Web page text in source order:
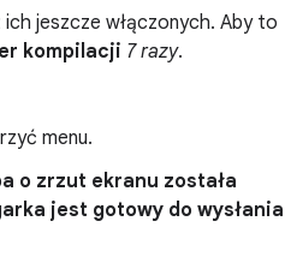
ich jeszcze włączonych. Aby to
kompilacji 7 razy.
menu.
o zrzut ekranu została
jest gotowy do wysłania